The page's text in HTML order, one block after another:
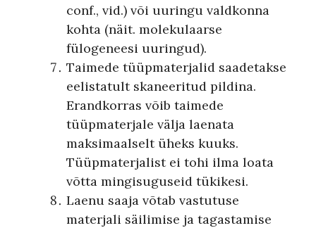
conf., vid.) või uuringu valdkonna
kohta (näit. molekulaarse
fülogeneesi uuringud).
Taimede tüüpmaterjalid saadetakse
eelistatult skaneeritud pildina.
Erandkorras võib taimede
tüüpmaterjale välja laenata
maksimaalselt üheks kuuks.
Tüüpmaterjalist ei tohi ilma loata
võtta mingisuguseid tükikesi.
Laenu saaja võtab vastutuse
materjali säilimise ja tagastamise